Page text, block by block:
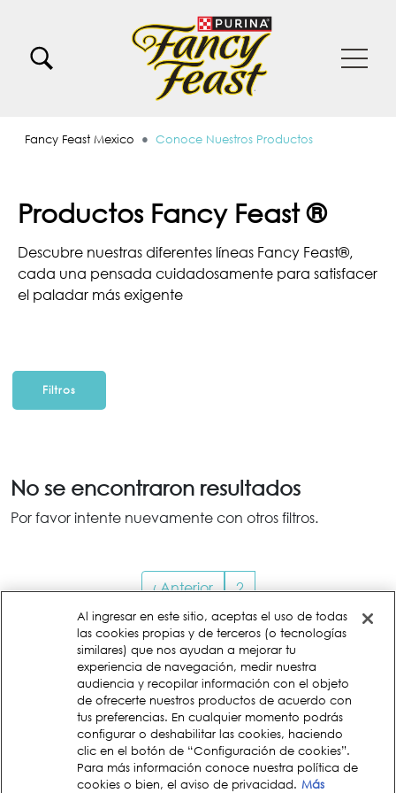
Menu Secundario Fancy feast
Menu Principal Fancy Feast
Fancy Feast Mexico Conoce Nuestros Productos
Productos Fancy Feast ®
Descubre nuestras diferentes líneas Fancy Feast®,
cada una pensada cuidadosamente para satisfacer
el paladar más exigente
Filtros
No se encontraron resultados
Por favor intente nuevamente con otros filtros.
Página anterior
‹ Anterior 2
Menu Footer Fancy Feast
Comprometidos con el planeta
Al ingresar en este sitio, aceptas el uso de todas
las cookies propias y de terceros (o tecnologías
similares) que nos ayudan a mejorar tu
experiencia de navegación, medir nuestra
audiencia y recopilar información con el objeto
de ofrecerte nuestros productos de acuerdo con
tus preferencias. En cualquier momento podrás
configurar o deshabilitar las cookies, haciendo
clic en el botón de “Configuración de cookies”.
Para más información conoce nuestra política de
cookies o bien, el aviso de privacidad. Más